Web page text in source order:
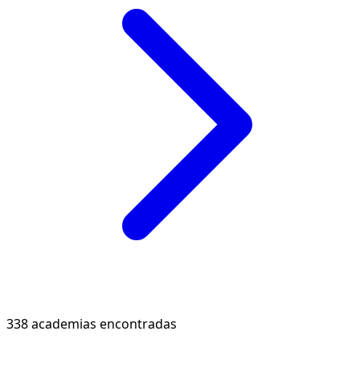
338 academias encontradas